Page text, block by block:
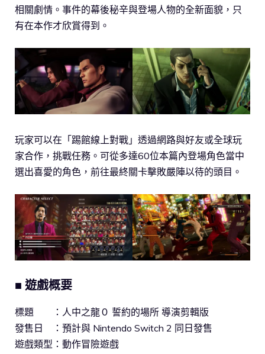
相關劇情。事件的幕後秘辛與登場人物的全新面貌，只
有在本作才欣賞得到。
玩家可以在「踢館線上對戰」透過網路與好友或全球玩
家合作，挑戰任務。可從多達60位本篇內登場角色當中
選出喜愛的角色，前往最終關卡擊敗嚴陣以待的頭目。
■ 遊戲概要
標題 ：人中之龍０ 誓約的場所 導演剪輯版
發售日 ：預計與 Nintendo Switch 2 同日發售
遊戲類型：動作冒險遊戲